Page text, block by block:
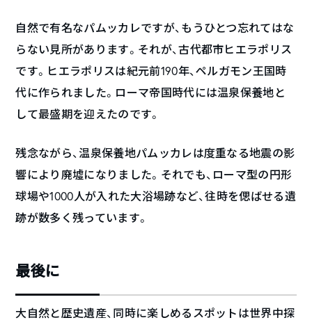
自然で有名なパムッカレですが、もうひとつ忘れてはな
らない見所があります。それが、古代都市ヒエラポリス
です。ヒエラポリスは紀元前190年、ペルガモン王国時
代に作られました。ローマ帝国時代には温泉保養地と
して最盛期を迎えたのです。
残念ながら、温泉保養地パムッカレは度重なる地震の影
響により廃墟になりました。それでも、ローマ型の円形
球場や1000人が入れた大浴場跡など、往時を偲ばせる遺
跡が数多く残っています。
最後に
大自然と歴史遺産、同時に楽しめるスポットは世界中探